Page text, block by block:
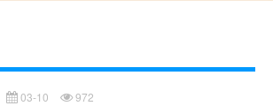
03-10 972